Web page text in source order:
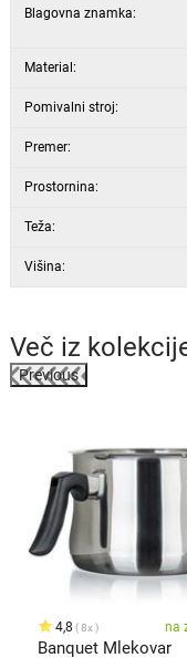
Blagovna znamka:
Material:
Pomivalni stroj:
Premer:
Prostornina:
Teža:
Višina:
Več iz
Previous
4,8 8x na
Banquet Mlekovar